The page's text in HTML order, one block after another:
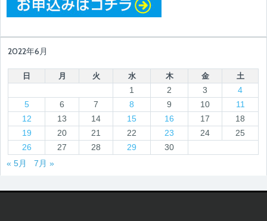
2022年6月
日 月 火 水 木 金 土
1 2 3
4
5
6 7 8 9 10
11
12
13 14 15 16 17
18
19
20 21 22 23 24
25
26
27 28 29
30
« 5月
7月 »